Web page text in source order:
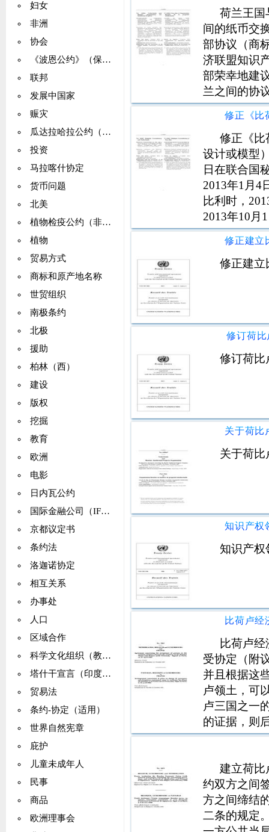
妇女
非洲
协会
《波恩公约》（保护移栖物种）
联邦
发展中国家
赈灾
瓜达拉哈拉公约（国际空运）
投资
马拉喀什协定
货币问题
北美
植物检疫公约（非洲，撒哈拉）
植物
贸易方式
商标和原产地名称
世贸组织
南极条约
北极
援助
柏林（西）
建设
版权
挖掘
教育
欧洲
电影
日内瓦公约
国际金融公司（IFC）
京都议定书
条约法
洛迦诺协定
相互关系
办事处
人口
区域合作
科学文化组织（教科文组织）
塔什干宣言（印度：巴基斯坦）
贸易法
条约-协定（适用）
世界自然宪章
庇护
儿童未成年人
民事
商品
欧洲理事会
荷兰王国
间的纸币交
部协议（商
济联盟知识
部荣幸地建
兰之间的协
2015年1月1
荣幸地通知
文本将构成
修正《比
设计或模型
日在联合国
2013年1月4
比利时，
2013年10月
日。真实文
（2013年10
修正建立
修订荷
修订荷比
关于荷比
知识产权
比荷卢
受协定（附
并且根据这
卢领土，可
卢三国之一
的证据，则
根据法国现
受手续，但
建立荷比
约双方之间
方之间缔结
二条的规定